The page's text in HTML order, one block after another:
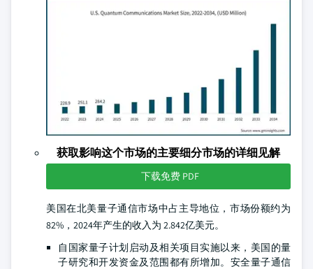
获取影响这个市场的主要细分市场的详细见解
下载免费 PDF
美国在北美量子通信市场中占主导地位，市场份额约为
82%，2024年产生的收入为 2.842亿美元。
自国家量子计划启动及相关项目实施以来，美国的量
子研究和开发资金及范围都有所增加。安全量子通信